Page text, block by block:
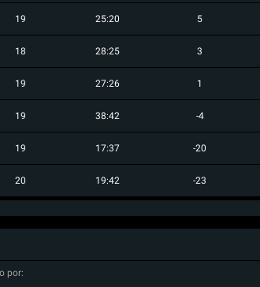
19 25:20 5
18 28:25 3
19 27:26 1
19 38:42 -4
19 17:37 -20
20 19:42 -23
por: